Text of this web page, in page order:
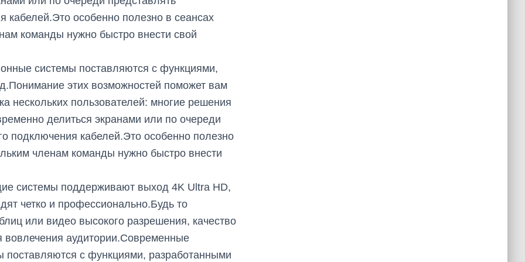
кабелей.Это особенно полезно в сеансах
команды нужно быстро внести свой
системы поставляются с функциями,
этих возможностей поможет вам
нескольких пользователей: многие решения
делиться экранами или по очереди
подключения кабелей.Это особенно полезно
членам команды нужно быстро внести
системы поддерживают выход 4K Ultra HD,
четко и профессионально.Будь то
или видео высокого разрешения, качество
вовлечения аудитории.Современные
с функциями, разработанными